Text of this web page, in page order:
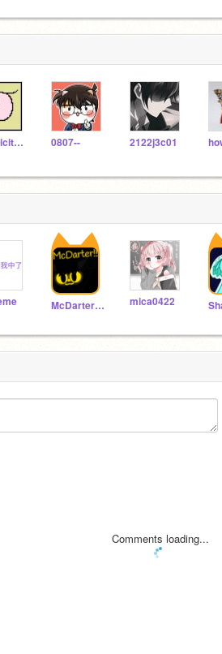
Electricity0906 0807-- 2122j3c01
McDarter303 mica0422
Comments loading...